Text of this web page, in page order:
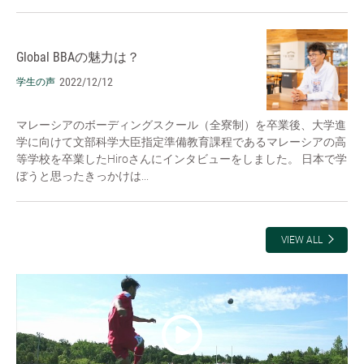
Global BBAの魅力は？
学生の声 2022/12/12
マレーシアのボーディングスクール（全寮制）を卒業後、大学進
学に向けて文部科学大臣指定準備教育課程であるマレーシアの高
等学校を卒業したHiroさんにインタビューをしました。 日本で学
ぼうと思ったきっかけは...
VIEW ALL